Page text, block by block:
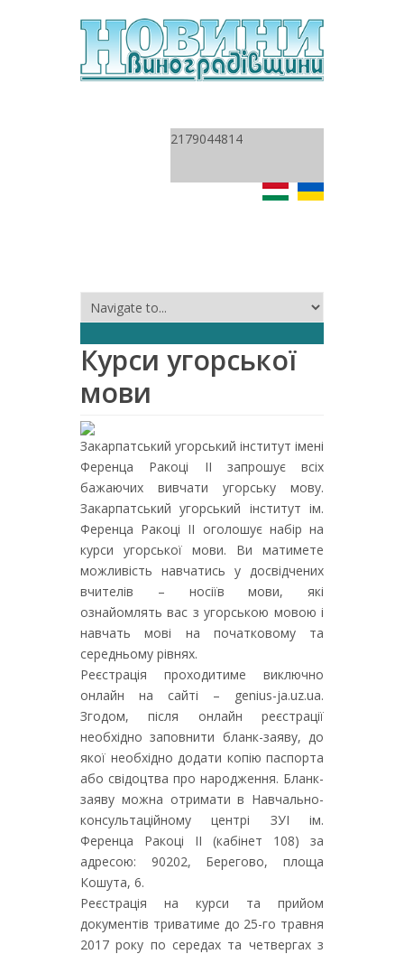
2179044814
Курси угорської
мови
Закарпатський угорський інститут імені
Ференца Ракоці ІІ запрошує всіх
бажаючих вивчати угорську мову.
Закарпатський угорський інститут ім.
Ференца Ракоці II оголошує набір на
курси угорської мови. Ви матимете
можливість навчатись у досвідчених
вчителів – носіїв мови, які
ознайомлять вас з угорською мовою і
навчать мові на початковому та
середньому рівнях.
Реєстрація проходитиме виключно
онлайн на сайті – genius-ja.uz.ua.
Згодом, після онлайн реєстрації
необхідно заповнити бланк-заяву, до
якої необхідно додати копію паспорта
або свідоцтва про народження. Бланк-
заяву можна отримати в Навчально-
консультаційному центрі ЗУІ ім.
Ференца Ракоці ІІ (кабінет 108) за
адресою: 90202, Берегово, площа
Кошута, 6.
Реєстрація на курси та прийом
документів триватиме до 25-го травня
2017 року по середах та четвергах з